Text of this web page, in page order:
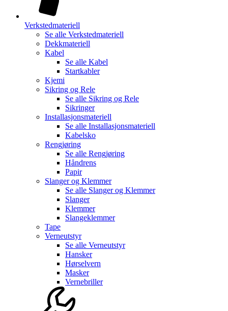
Verkstedmateriell
Se alle Verkstedmateriell
Dekkmateriell
Kabel
Se alle Kabel
Startkabler
Kjemi
Sikring og Rele
Se alle Sikring og Rele
Sikringer
Installasjonsmateriell
Se alle Installasjonsmateriell
Kabelsko
Rengjøring
Se alle Rengjøring
Håndrens
Papir
Slanger og Klemmer
Se alle Slanger og Klemmer
Slanger
Klemmer
Slangeklemmer
Tape
Verneutstyr
Se alle Verneutstyr
Hansker
Hørselvern
Masker
Vernebriller